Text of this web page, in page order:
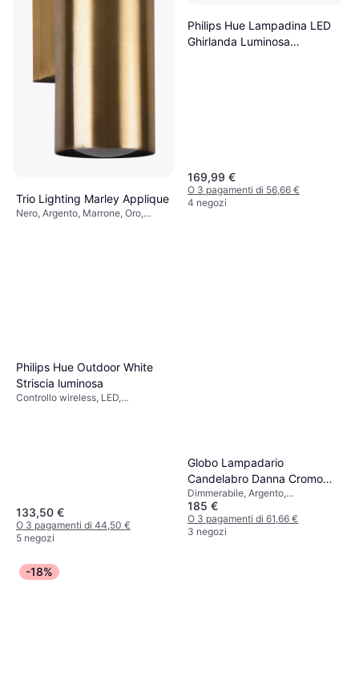
Trio Lighting Marley Applique
Nero, Argento, Marrone, Oro,
Philips Hue Lampadina LED
Ghirlanda Luminosa
169,99 €
O 3 pagamenti di 56,66 €
4 negozi
Philips Hue Outdoor White
Striscia luminosa
Controllo wireless, LED,
133,50 €
O 3 pagamenti di 44,50 €
5 negozi
Globo Lampadario
Candelabro Danna Cromo
Con Vetro Fumo 8 x G9
Lampada a Sospensione
Dimmerabile, Argento,
Trasparente, Grigio, Multicolore,
Cromo, Ferro, Metallo
185 €
O 3 pagamenti di 61,66 €
3 negozi
-18%